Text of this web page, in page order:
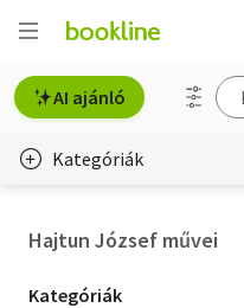
AI ajánló
Kategóriák
Hajtun József művei
Kategória
Kategóriák